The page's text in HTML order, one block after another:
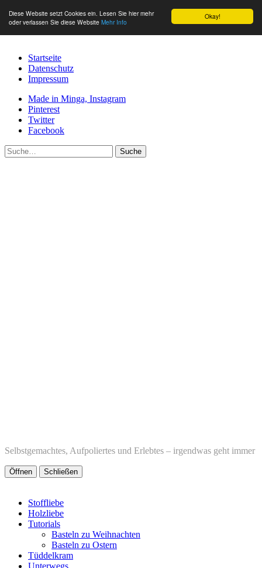
Okay!
Diese Website setzt Cookies ein. Lesen Sie hier mehr
oder verlassen Sie diese Website Mehr Info
Startseite
Datenschutz
Impressum
Made in Minga, Instagram
Pinterest
Twitter
Facebook
Suche
Selbstgemachtes, Aufpoliertes und Erlebtes – irgendwas geht immer
Öffnen Schließen
Stoffliebe
Holzliebe
Tutorials
Basteln zu Weihnachten
Basteln zu Ostern
Tüddelkram
Unterwegs